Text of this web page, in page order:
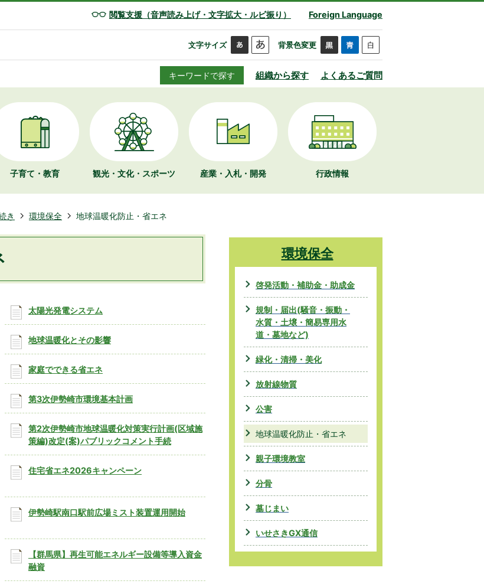
閲覧支援（音声読み上げ・文字拡大・ルビ振り） Foreign Language
文字サイズ 背景色変更
キーワードで探す 組織から探す よくあるご質問
子育て・教育 観光・文化・ スポーツ 産業・入札・開発 行政情報
き 環境保全 地球温暖化防止・省エネ
太陽光発電システム
地球温暖化とその影響
家庭でできる省エネ
第3次伊勢崎市環境基本計画
第2次伊勢崎市地球温暖化対策実行計画(区域施
策編)改定(案)パブリックコメント手続
住宅省エネ2026キャンペーン
伊勢崎駅南口駅前広場ミスト装置運用開始
【群馬県】再生可能エネルギー設備等導入資金
融資
環境保全
啓発活動・補助金・助成金
規制・届出(騒音・振動・
水質・土壌・簡易専用水
道・墓地など)
緑化・清掃・美化
放射線物質
公害
地球温暖化防止・省エネ
親子環境教室
分骨
墓じまい
いせさきGX通信